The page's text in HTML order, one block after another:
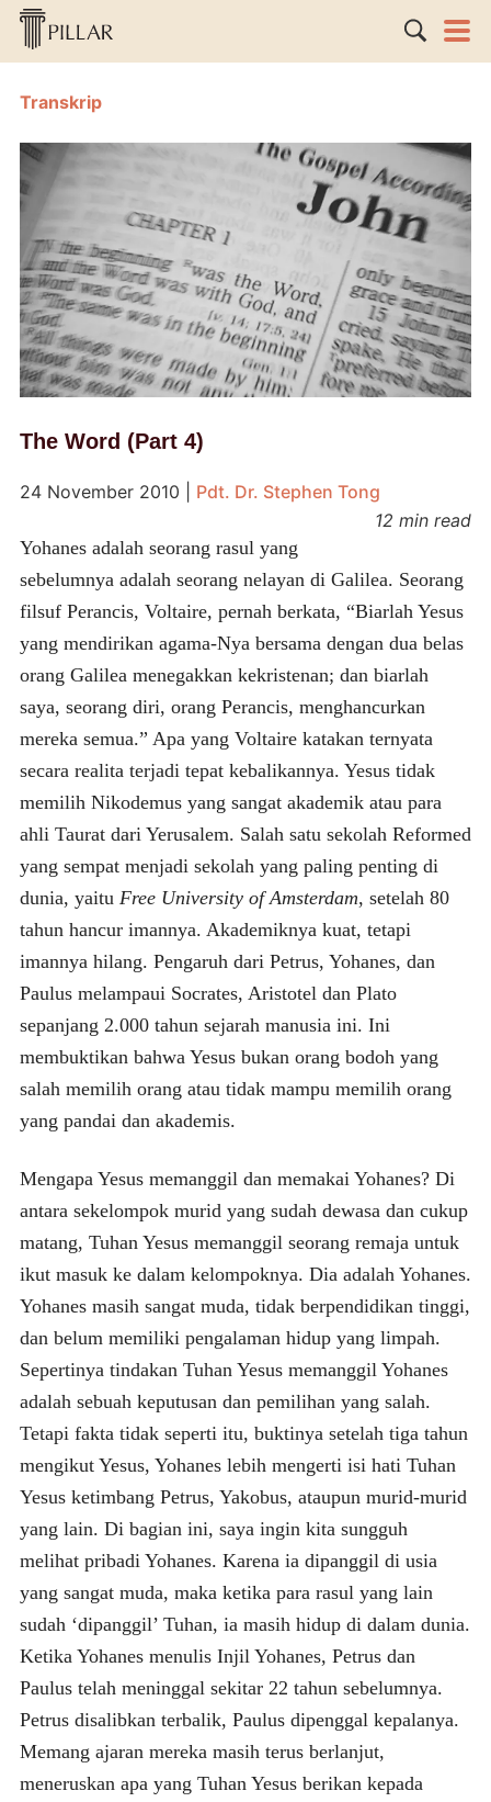
Transkrip
The Word (Part 4)
24 November 2010
Pdt. Dr. Stephen Tong
12 min read
Yohanes adalah seorang rasul yang
sebelumnya adalah seorang nelayan di Galilea. Seorang
filsuf Perancis, Voltaire, pernah berkata, “Biarlah Yesus
yang mendirikan agama-Nya bersama dengan dua belas
orang Galilea menegakkan kekristenan; dan biarlah
saya, seorang diri, orang Perancis, menghancurkan
mereka semua.” Apa yang Voltaire katakan ternyata
secara realita terjadi tepat kebalikannya. Yesus tidak
memilih Nikodemus yang sangat akademik atau para
ahli Taurat dari Yerusalem. Salah satu sekolah Reformed
yang sempat menjadi sekolah yang paling penting di
dunia, yaitu Free University of Amsterdam, setelah 80
tahun hancur imannya. Akademiknya kuat, tetapi
imannya hilang. Pengaruh dari Petrus, Yohanes, dan
Paulus melampaui Socrates, Aristotel dan Plato
sepanjang 2.000 tahun sejarah manusia ini. Ini
membuktikan bahwa Yesus bukan orang bodoh yang
salah memilih orang atau tidak mampu memilih orang
yang pandai dan akademis.
Mengapa Yesus memanggil dan memakai Yohanes? Di
antara sekelompok murid yang sudah dewasa dan cukup
matang, Tuhan Yesus memanggil seorang remaja untuk
ikut masuk ke dalam kelompoknya. Dia adalah Yohanes.
Yohanes masih sangat muda, tidak berpendidikan tinggi,
dan belum memiliki pengalaman hidup yang limpah.
Sepertinya tindakan Tuhan Yesus memanggil Yohanes
adalah sebuah keputusan dan pemilihan yang salah.
Tetapi fakta tidak seperti itu, buktinya setelah tiga tahun
mengikut Yesus, Yohanes lebih mengerti isi hati Tuhan
Yesus ketimbang Petrus, Yakobus, ataupun murid-murid
yang lain. Di bagian ini, saya ingin kita sungguh
melihat pribadi Yohanes. Karena ia dipanggil di usia
yang sangat muda, maka ketika para rasul yang lain
sudah ‘dipanggil’ Tuhan, ia masih hidup di dalam dunia.
Ketika Yohanes menulis Injil Yohanes, Petrus dan
Paulus telah meninggal sekitar 22 tahun sebelumnya.
Petrus disalibkan terbalik, Paulus dipenggal kepalanya.
Memang ajaran mereka masih terus berlanjut,
meneruskan apa yang Tuhan Yesus berikan kepada